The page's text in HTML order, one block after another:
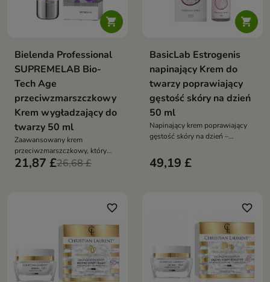

Bielenda Professional
SUPREMELAB Bio-
Tech Age
przeciwzmarszczkowy
Krem wygładzający do
twarzy 50 ml
Zaawansowany krem
przeciwzmarszczkowy, który
wygładza, ujędrnia i intensywnie
21,87 £26,68 £

BasicLab Estrogenis
napinający Krem do
twarzy poprawiający
gęstość skóry na dzień
50 ml
Napinający krem poprawiający
gęstość skóry na dzień –
dermokosmetyk przeznaczony
do pielęgnacji skóry dojrzałej,
49,19 £
favorite_border favorite_border